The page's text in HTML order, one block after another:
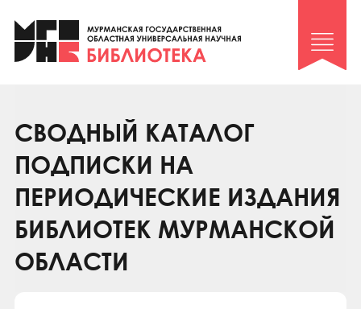
Клуб «Гиря и сельдерей»
Клуб «Семейный архив»
Коллегам
Контакты
СВОДНЫЙ КАТАЛОГ
ПОДПИСКИ НА
ПЕРИОДИЧЕСКИЕ ИЗДАНИЯ
БИБЛИОТЕК МУРМАНСКОЙ
ОБЛАСТИ